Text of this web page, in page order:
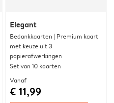
Elegant
Bedankkaarten | Premium kaart
met keuze uit 3
papierafwerkingen
Set van 10 kaarten
Vanaf
€ 11,99